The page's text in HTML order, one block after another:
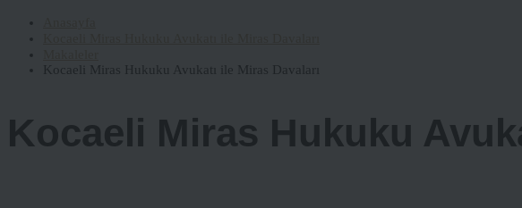
Kocaeli Miras Hukuku Avukatı ile Miras Davaları
Kocaeli Miras Hukuku